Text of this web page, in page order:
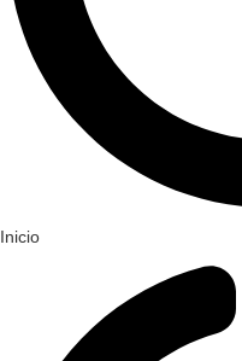
Inicio